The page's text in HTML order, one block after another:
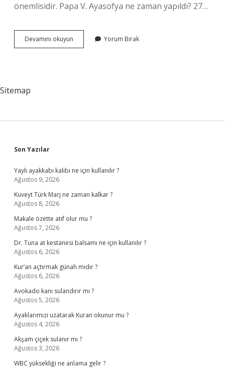
önemlisidir. Papa V. Ayasofya ne zaman yapıldı? 27…
Devamını okuyun
Stefan
Yorum Bırak
Sitemap
Sidebar
Son Yazılar
Yaylı ayakkabı kalıbı ne için kullanılır ?
Ağustos 9, 2026
Kuveyt Türk Marj ne zaman kalkar ?
Ağustos 8, 2026
Makale özette atıf olur mu ?
Ağustos 7, 2026
Dr. Tuna at kestanesi balsamı ne için kullanılır ?
Ağustos 6, 2026
Kur’an açtırmak günah mıdır ?
Ağustos 6, 2026
Avokado kanı sulandırır mı ?
Ağustos 5, 2026
Ayaklarımızı uzatarak Kuran okunur mu ?
Ağustos 4, 2026
Akşam çiçek sulanır mı ?
Ağustos 3, 2026
WBC yüksekliği ne anlama gelir ?